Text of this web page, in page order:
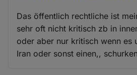
Das öffentlich rechtliche ist
sehr oft nicht kritisch zb in
oder aber nur kritisch wenn es
Iran oder sonst einen,,